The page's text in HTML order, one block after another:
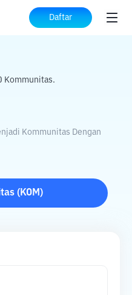
Daftar
ke KOM
Kommunitas.
Kommunitas Dengan
( KOM )